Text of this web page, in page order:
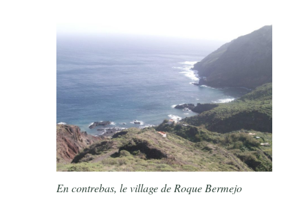
En contrebas, le village de Roque Bermejo